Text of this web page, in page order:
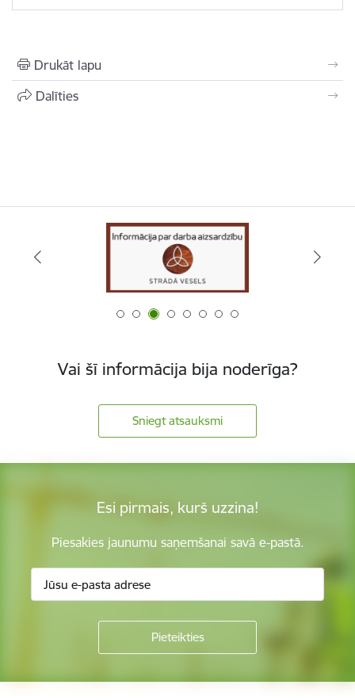
Drukāt lapu
Dalīties
Vai šī informācija bija noderīga?
Sniegt atsauksmi
Esi pirmais, kurš uzzina!
Piesakies jaunumu saņemšanai savā e-pastā.